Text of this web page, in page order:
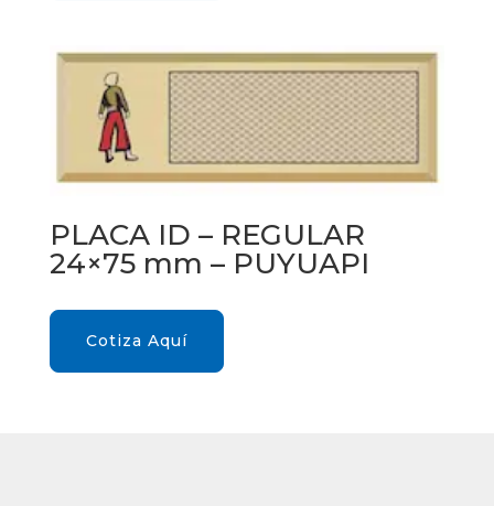
PLACA ID – REGULAR
24×75 mm – PUYUAPI
Cotiza Aquí